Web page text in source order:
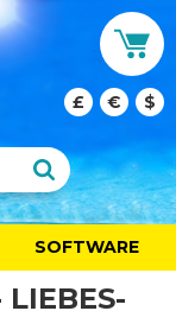
£ € $
SOFTWARE